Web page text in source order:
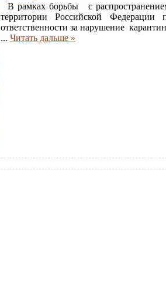
В рамках борьбы
с
территории Российской Федерации
ответственности за нарушение
... Читать дальше »